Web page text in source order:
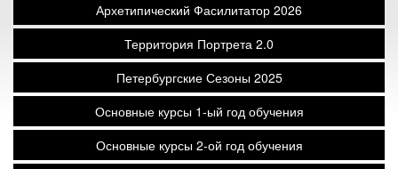
Архетипический Фасилитатор 2026
Территория Портрета 2.0
Петербургские Сезоны 2025
Основные курсы 1-ый год обучения
Основные курсы 2-ой год обучения